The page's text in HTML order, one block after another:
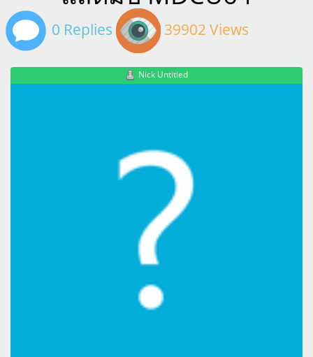
0 Replies 39902 Views
Nick Untitled